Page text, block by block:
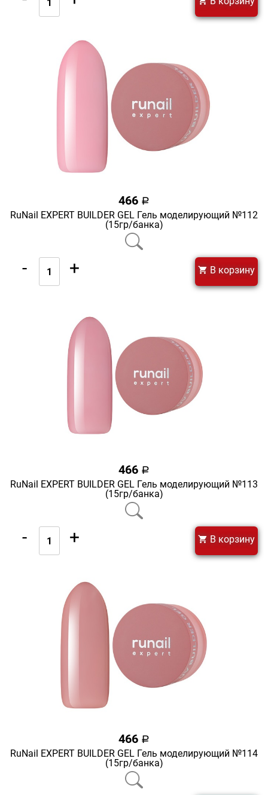
466 a
RuNail EXPERT BUILDER GEL Гель моделирующий №112
(15гр/банка)
- + В корзину
466 a
RuNail EXPERT BUILDER GEL Гель моделирующий №113
(15гр/банка)
- + В корзину
466 a
RuNail EXPERT BUILDER GEL Гель моделирующий №114
(15гр/банка)